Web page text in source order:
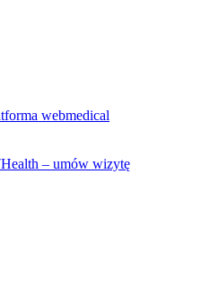
webmedical
– umów wizytę